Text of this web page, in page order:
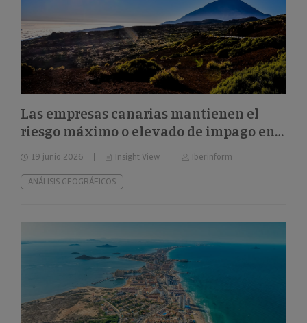
Las empresas canarias mantienen el
riesgo máximo o elevado de impago en
el 32%
19 junio 2026 Insight View Iberinform
ANÁLISIS GEOGRÁFICOS